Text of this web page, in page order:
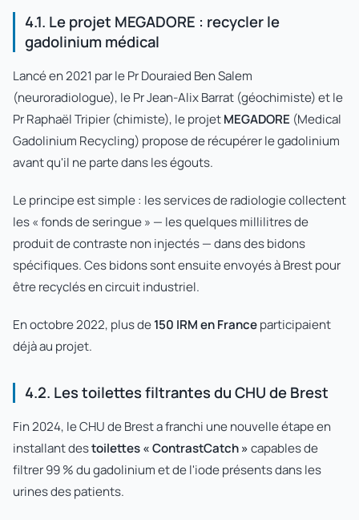
4.1. Le projet MEGADORE : recycler le
gadolinium médical
Lancé en 2021 par le Pr Douraied Ben Salem
(neuroradiologue), le Pr Jean-Alix Barrat (géochimiste) et le
Pr Raphaël Tripier (chimiste), le projetMEGADORE (Medical
Gadolinium Recycling) propose de récupérer le gadolinium
avant qu'il ne parte dans les égouts.
Le principe est simple : les services de radiologie collectent
les « fonds de seringue » — les quelques millilitres de
produit de contraste non injectés — dans des bidons
spécifiques. Ces bidons sont ensuite envoyés à Brest pour
être recyclés en circuit industriel.
En octobre 2022, plus de150 IRM en Franceparticipaient
déjà au projet.
4.2. Les toilettes filtrantes du CHU de Brest
Fin 2024, le CHU de Brest a franchi une nouvelle étape en
installant destoilettes « ContrastCatch »capables de
filtrer 99 % du gadolinium et de l'iode présents dans les
urines des patients.